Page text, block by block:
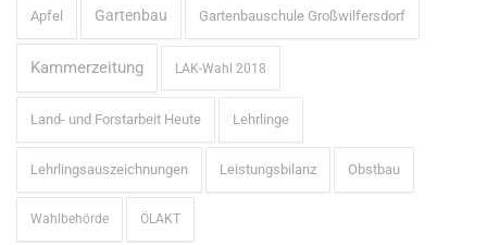
Apfel Gartenbau Gartenbauschule Großwilfersdorf
Kammerzeitung LAK-Wahl 2018
Land- und Forstarbeit Heute Lehrlinge
Lehrlingsauszeichnungen Leistungsbilanz Obstbau
Wahlbehörde ÖLAKT